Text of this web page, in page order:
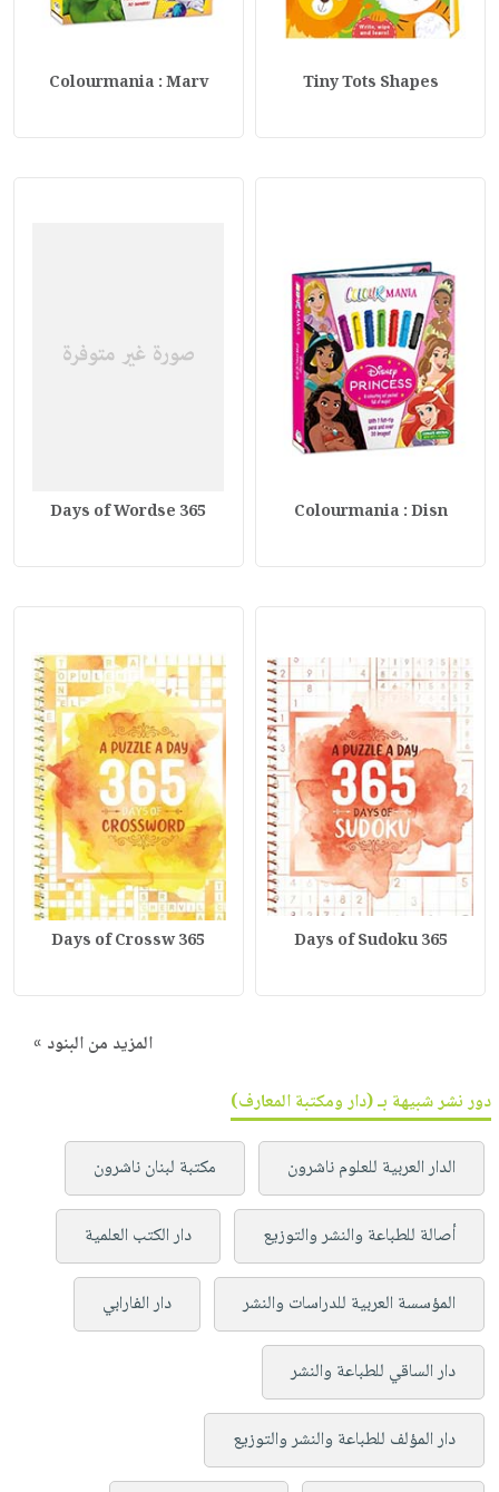
Tiny Tots Shapes
Colourmania : Marv
Colourmania : Disn
365 Days of Wordse
365 Days of Sudoku
365 Days of Crossw
المزيد من البنود »
دور نشر شبيهة بـ (دار ومكتبة المعارف)
الدار العربية للعلوم ناشرون مكتبة لبنان ناشرون
أصالة للطباعة والنشر والتوزيع دار الكتب العلمية
المؤسسة العربية للدراسات والنشر دار الفارابي
دار الساقي للطباعة والنشر
دار المؤلف للطباعة والنشر والتوزيع